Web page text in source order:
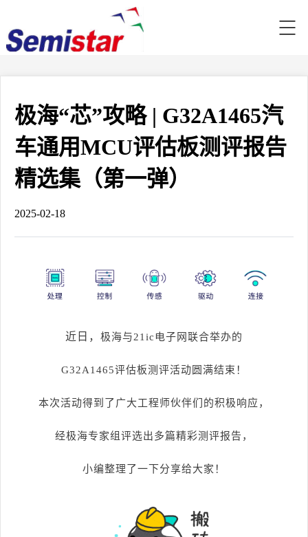
极海“芯”攻略 | G32A1465汽
车通用MCU评估板测评报告
精选集（第一弹）
2025-02-18
近日， 极海与21ic电子网联合举办的
G32A1465评估板测评活动圆满结束！
本次活动得到了广大工程师伙伴们的积极响应，
经极海专家组评选出多篇精彩测评报告，
小编整理了一下分享给大家 ！